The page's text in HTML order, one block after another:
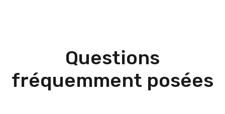
Questions
fréquemment posées